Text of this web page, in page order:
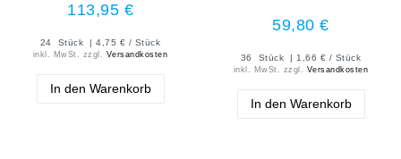
113,95 €
24 Stück | 4,75 € / Stück
inkl. MwSt. zzgl. Versandkosten
In den Warenkorb
59,80 €
36 Stück | 1,66 € / Stück
inkl. MwSt. zzgl. Versandkosten
In den Warenkorb